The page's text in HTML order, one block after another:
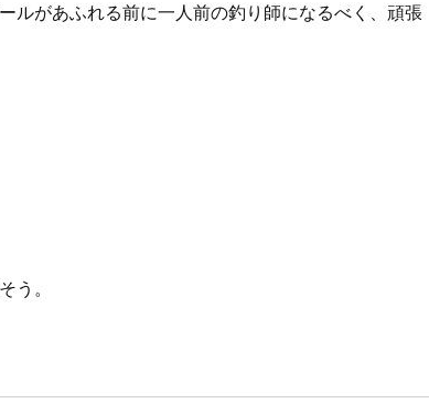
ルがあふれる前に一人前の釣り師になるべく、頑張
う。